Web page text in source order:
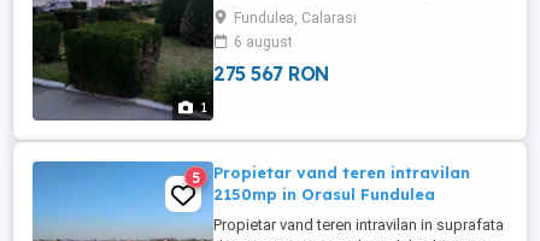
1
Bucuresti,la intersectia dintre Autostrada
A2 si drumul judetean DJ402. Terenul a
fost in folosit pentru diverse plantatii
experimentale de catre Institutul National
Fundulea, Calarasi
6 august
275 567 RON
5
Propietar vand teren intravilan
2150mp in Orasul Fundulea
Propietar vand teren intravilan in suprafata